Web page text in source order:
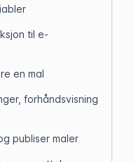
til e-
en mal
forhåndsvisning
publiser maler